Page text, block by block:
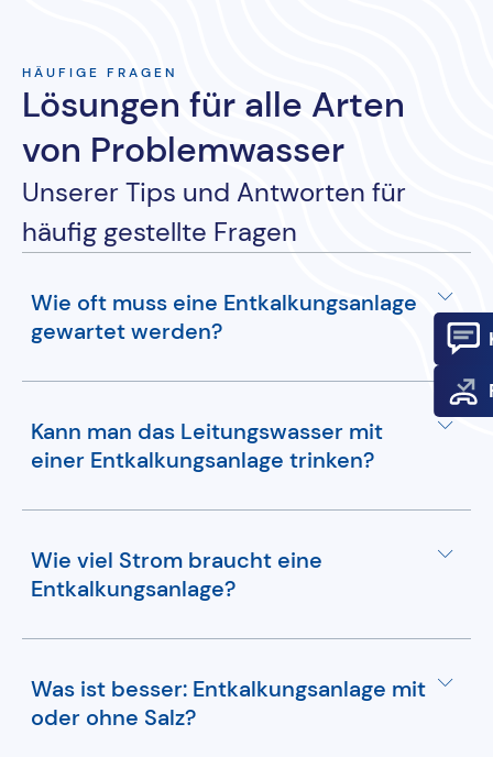
HÄUFIGE FRAGEN
Lösungen für alle Arten
von Problemwasser
Unserer Tips und Antworten für
häufig gestellte Fragen
Wie oft muss eine Entkalkungsanlage
gewartet werden?
Eine Entkalkungsanlage sollte mindestens
einmal jährlich gewartet werden, um eine
Kann man das Leitungswasser mit
einer Entkalkungsanlage trinken?
Ja, das mit einer Entkalkungsanlage behandelte
Leitungswasser ist sicher zum Trinken geeignet.
Wie viel Strom braucht eine
Entkalkungsanlage?
Eine Entkalkungsanlage benötigt in der Regel
nur wenig Strom, etwa 20 bis 40 kWh pro Jahr.
Was ist besser: Entkalkungsanlage mit
oder ohne Salz?